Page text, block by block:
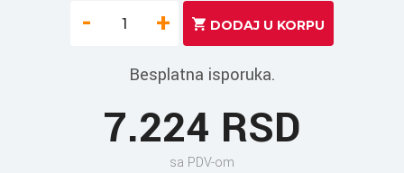
- +
Besplatna isporuka.
7.224 RSD
sa PDV-om